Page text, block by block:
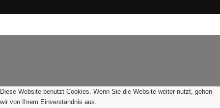
Diese Website benutzt Cookies. Wenn Sie die Website weiter nutzt, gehen
wir von Ihrem Einverständnis aus.